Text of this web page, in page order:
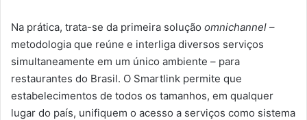
Na prática, trata-se da primeira solução omnichannel –
metodologia que reúne e interliga diversos serviços
simultaneamente em um único ambiente – para
restaurantes do Brasil. O Smartlink permite que
estabelecimentos de todos os tamanhos, em qualquer
lugar do país, unifiquem o acesso a serviços como sistema